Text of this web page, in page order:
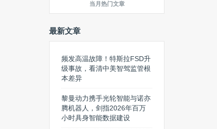
当月热门文章
最新文章
频发高温故障！特斯拉FSD升
级事故，看清中美智驾监管根
本差异
黎曼动力携手光轮智能与诺亦
腾机器人，剑指2026年百万
小时具身智能数据建设